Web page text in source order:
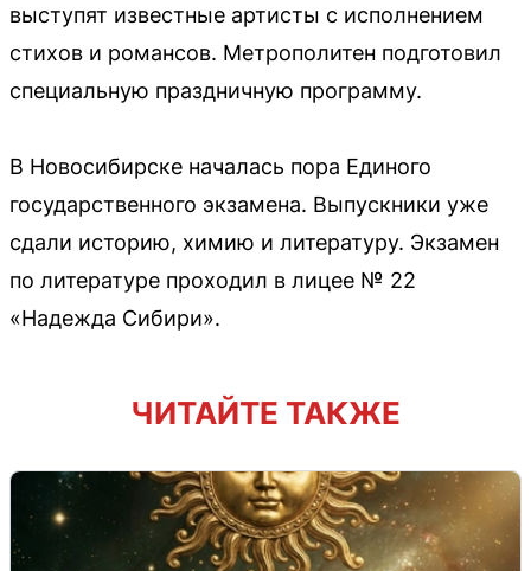
выступят известные артисты с исполнением
стихов и романсов. Метрополитен подготовил
специальную праздничную программу.
В Новосибирске началась пора Единого
государственного экзамена. Выпускники уже
сдали историю, химию и литературу. Экзамен
по литературе проходил в лицее № 22
«Надежда Сибири».
ЧИТАЙТЕ ТАКЖЕ